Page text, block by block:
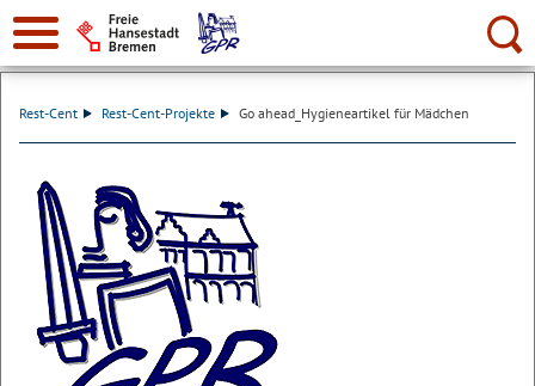
Suche:
Rest-Cent Rest-Cent-Projekte Go ahead_Hygieneartikel für Mädchen